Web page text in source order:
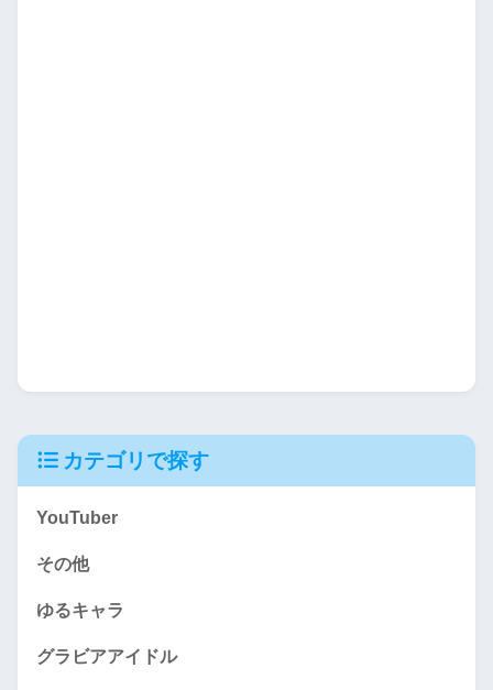
カテゴリで探す
YouTuber
その他
ゆるキャラ
グラビアアイドル